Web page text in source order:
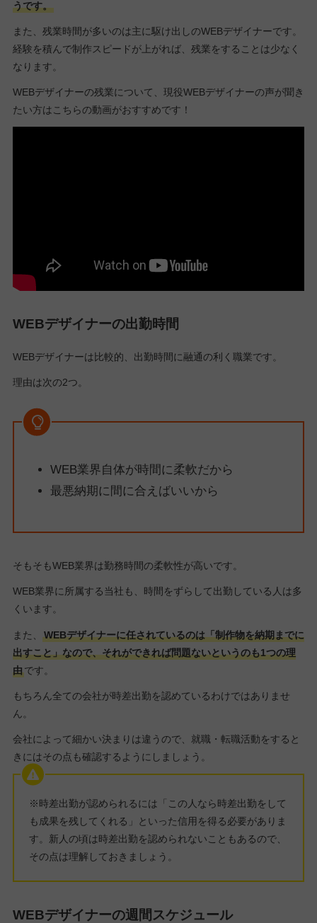
うです。
また、残業時間が多いのは主に駆け出しのWEBデザイナーです。
経験を積んで制作スピードが上がれば、残業をすることは少なく
なります。
WEBデザイナーの残業について、現役WEBデザイナーの声が聞き
たい方はこちらの動画がおすすめです！
WEBデザイナーの出勤時間
WEBデザイナーは比較的、出勤時間に融通の利く職業です。
理由は次の2つ。
WEB業界自体が時間に柔軟だから
最悪納期に間に合えばいいから
そもそもWEB業界は勤務時間の柔軟性が高いです。
WEB業界に所属する当社も、時間をずらして出勤している人は多
くいます。
また、
WEBデザイナーに任されているのは「制作物を納期までに
出すこと」なので、それができれば問題ないというのも1つの理
由です。
もちろん全ての会社が時差出勤を認めているわけではありませ
ん。
会社によって細かい決まりは違うので、就職・転職活動をすると
きにはその点も確認するようにしましょう。
※時差出勤が認められるには「この人なら時差出勤をして
も成果を残してくれる」といった信用を得る必要がありま
す。新人の頃は時差出勤を認められないこともあるので、
その点は理解しておきましょう。
WEBデザイナーの週間スケジュール